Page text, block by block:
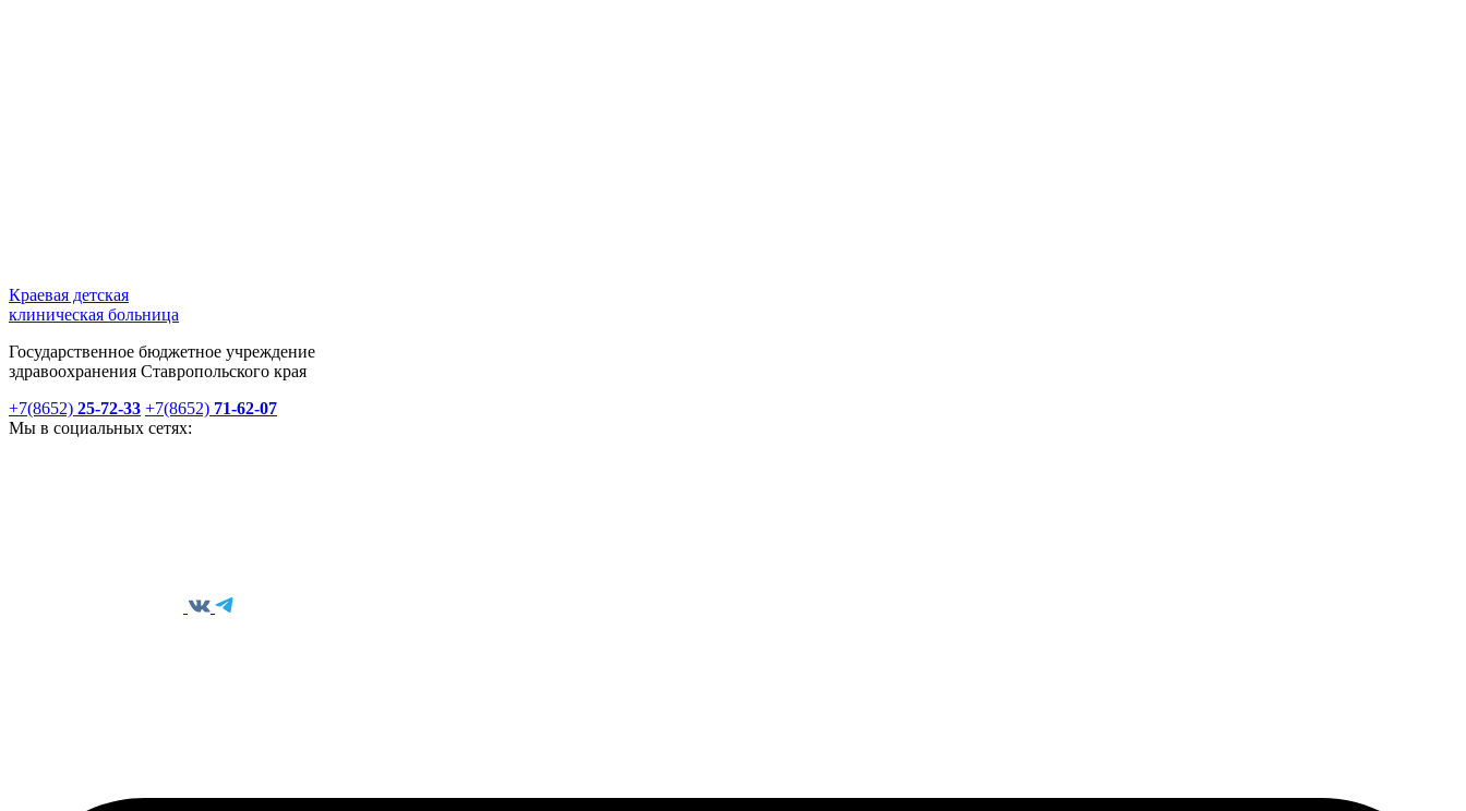
Краевая детская
клиническая больница
Государственное бюджетное учреждение
здравоохранения Ставропольского края
+7(8652) 25-72-33 +7(8652) 71-62-07
Мы в социальных сетях: